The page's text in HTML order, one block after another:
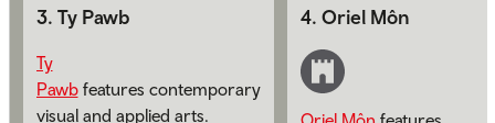
to all.
3. Ty Pawb
Ty
Pawbfeatures contemporary
visual and applied arts.
4. Oriel Môn